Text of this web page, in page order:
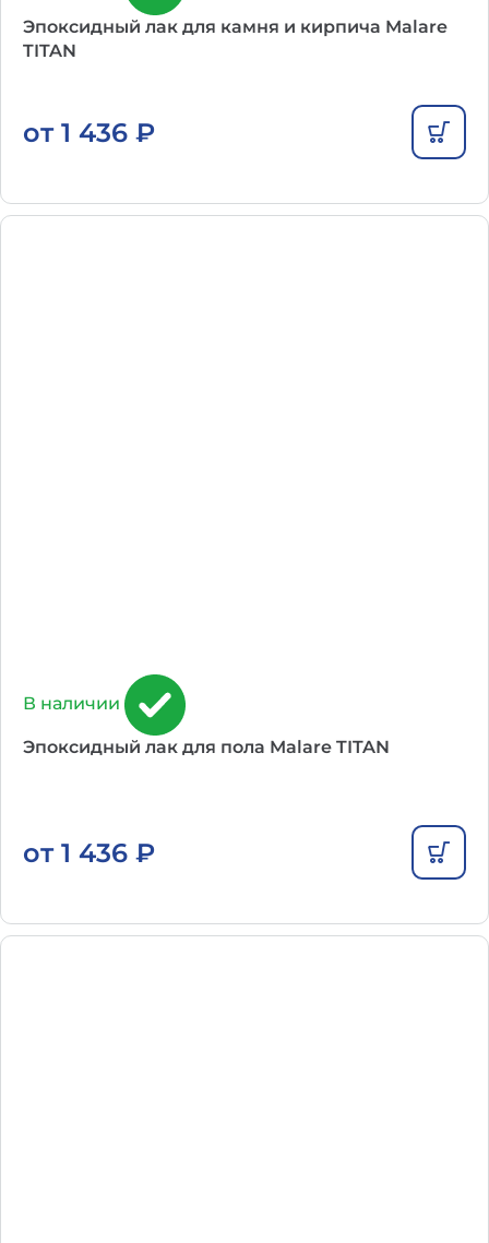
Эпоксидный лак для камня и кирпича Malare
TITAN
от 1 436 ₽
В наличии
Эпоксидный лак для пола Malare TITAN
от 1 436 ₽